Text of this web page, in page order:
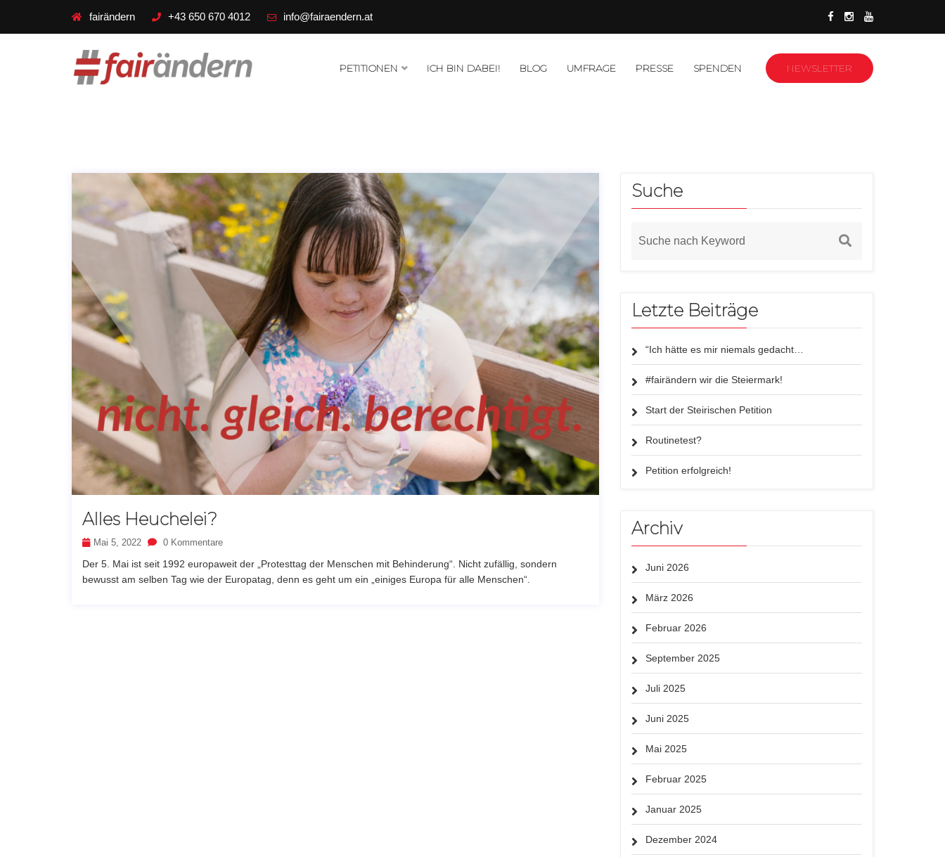
fairändern +43 650 670 4012 info@fairaendern.at
PETITIONEN ICH BIN DABEI! BLOG UMFRAGE PRESSE SPENDEN NEWSLETTER
Alles Heuchelei?
Mai 5, 2022 0 Kommentare
Der 5. Mai ist seit 1992 europaweit der „Protesttag der Menschen mit Behinderung“. Nicht zufällig, sondern
bewusst am selben Tag wie der Europatag, denn es geht um ein „einiges Europa für alle Menschen“.
Suche
Letzte Beiträge
“Ich hätte es mir niemals gedacht…
#fairändern wir die Steiermark!
Start der Steirischen Petition
Routinetest?
Petition erfolgreich!
Archiv
Juni 2026
März 2026
Februar 2026
September 2025
Juli 2025
Juni 2025
Mai 2025
Februar 2025
Januar 2025
Dezember 2024